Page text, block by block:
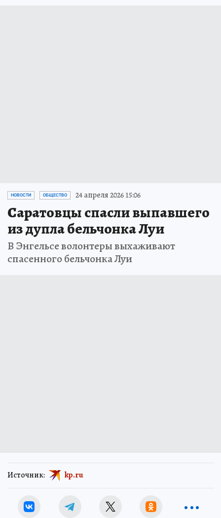
НОВОСТИ ОБЩЕСТВО 24 апреля 2026 15:06
Саратовцы спасли выпавшего
из дупла бельчонка Луи
В Энгельсе волонтеры выхаживают
спасенного бельчонка Луи
Источник: kp.ru